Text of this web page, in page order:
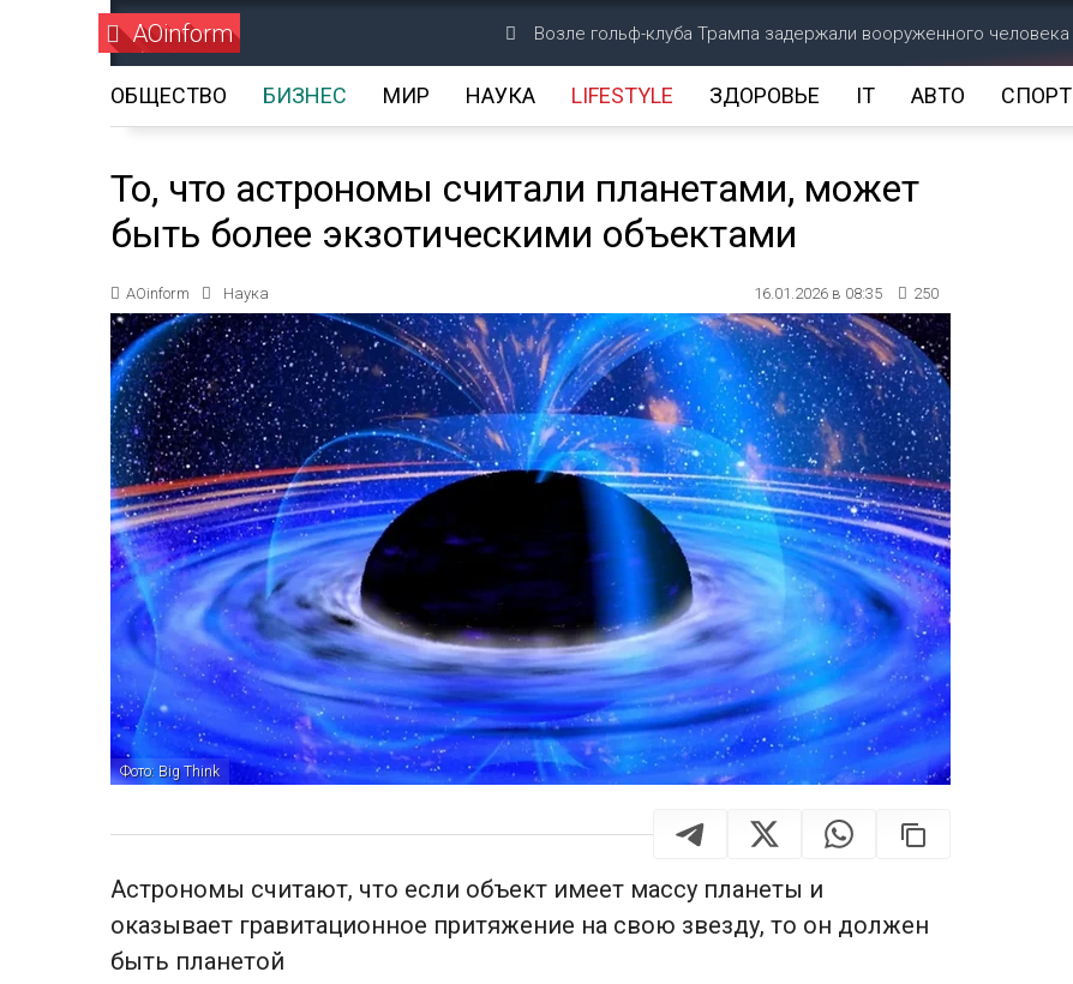
AOinform Возле гольф-клуба Трампа задержали вооруженного человека
ОБЩЕСТВО БИЗНЕС МИР НАУКА LIFESTYLE ЗДОРОВЬЕ IT АВТО СПОРТ
То, что астрономы считали планетами, может
быть более экзотическими объектами
AOinform Наука 16.01.2026 в 08:35 250
Фото: Big Think
Астрономы считают, что если объект имеет массу планеты и
оказывает гравитационное притяжение на свою звезду, то он должен
быть планетой